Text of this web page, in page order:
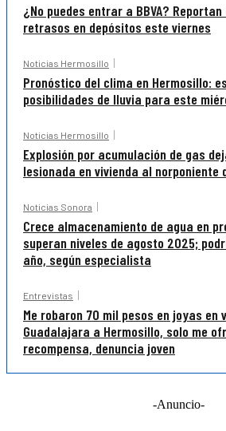
¿No puedes entrar a BBVA?
retrasos en depósitos este viernes
Noticias Hermosillo
Pronóstico del clima en Hermosillo:
posibilidades de lluvia para este
Noticias Hermosillo
Explosión por acumulación de gas
lesionada en vivienda al norponiente
Noticias Sonora
Crece almacenamiento de agua en
superan niveles de agosto 2025;
año, según especialista
Entrevistas
Me robaron 70 mil pesos en joyas en
Guadalajara a Hermosillo, solo me
recompensa, denuncia joven
-Anuncio-